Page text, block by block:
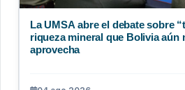
La UMSA abre el debate sobre
riqueza mineral que Bolivia aún
aprovecha